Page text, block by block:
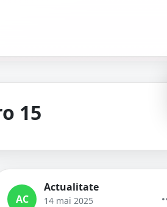
15
AC
Actualitate
14 mai 2025